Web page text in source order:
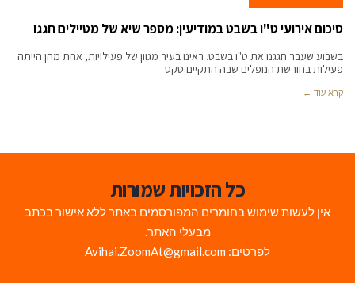
סיכום אירועי ט"ו בשבט במודיעין: מספר שיא של מטיילים חגגו
בשבוע שעבר חגגנו את ט"ו בשבט. ראינו בעיר מגוון של פעילויות, אחת מהן הייתה
פעילות בחורשת הנופלים שבה התקיים טקס
קרא עוד ←
כל הזכויות שמורות
אין לעשות שימוש בחומרים המפורסמים באתר ללא אישור בכתב
מבעלי האתר.
לפרטים: Avihai.ZoomAt@gmail.com